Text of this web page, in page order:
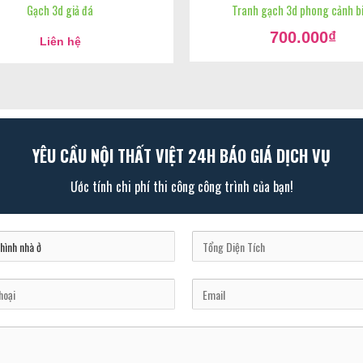
Gạch 3d giả đá
Liên hệ
Tranh gạch 3d phong cảnh
Giá
gốc
700.000₫
YÊU CẦU NỘI THẤT VIỆT 24H BÁO GIÁ DỊCH VỤ
Ước tính chi phí thi công công trình của bạn!